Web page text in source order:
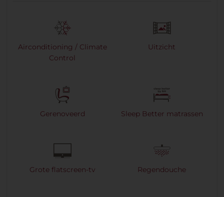
Airconditioning / Climate
Control
Uitzicht
Gerenoveerd Sleep Better matrassen
Grote flatscreen-tv Regendouche